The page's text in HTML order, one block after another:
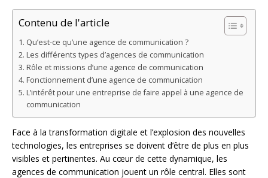
Contenu de l'article
Qu’est-ce qu’une agence de communication ?
Les différents types d’agences de communication
Rôle et missions d’une agence de communication
Fonctionnement d’une agence de communication
L’intérêt pour une entreprise de faire appel à une agence de
communication
Face à la transformation digitale et l’explosion des nouvelles
technologies, les entreprises se doivent d’être de plus en plus
visibles et pertinentes. Au cœur de cette dynamique, les
agences de communication jouent un rôle central. Elles sont